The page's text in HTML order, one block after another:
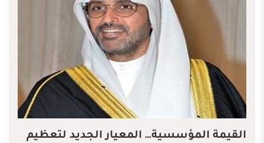
القيمة المؤسسية… المعيار الجديد لتعظيم